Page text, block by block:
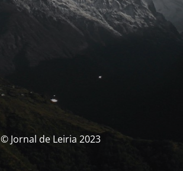
© Jornal de Leiria 2023